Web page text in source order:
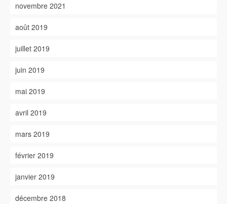
novembre 2021
août 2019
juillet 2019
juin 2019
mai 2019
avril 2019
mars 2019
février 2019
janvier 2019
décembre 2018